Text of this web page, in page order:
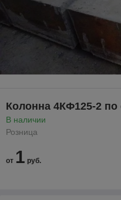
Колонна 4КФ125-2 по
В наличии
Розница
от 1 руб.